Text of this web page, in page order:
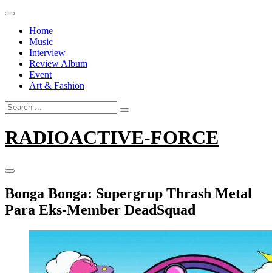
Skip
contentHome
Music
Interview
Review Album
Event
Art & Fashion
Search
for:
RADIOACTIVE-FORCE
Bonga Bonga: Supergrup Thrash Metal
Para Eks-Member DeadSquad